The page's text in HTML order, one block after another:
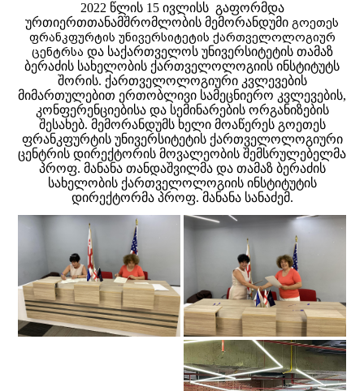
2022 წლის 15 ივლისს გაფორმდა
ურთიერთთანამშრომლობის მემორანდუმი გოეთეს
ფრანკფურტის უნივერსიტეტის ქართველოლოგიურ
ცენტრსა და საქართველოს უნივერსიტეტის თამაზ
ბერაძის სახელობის ქართველოლოგიის ინსტიტუტს
შორის. ქართველოლოგიური კვლევების
მიმართულებით ერთობლივი სამეცნიერო კვლევების,
კონფერენციებისა და სემინარების ორგანიზების
შესახებ. მემორანდუმს ხელი მოაწერეს გოეთეს
ფრანკფურტის უნივერსიტეტის ქართველოლოგიური
ცენტრის დირექტორის მოვალეობის შემსრულებელმა
პროფ. მანანა თანდაშვილმა და თამაზ ბერაძის
სახელობის ქართველოლოგიის ინსტიტუტის
დირექტორმა პროფ. მანანა სანაძემ.